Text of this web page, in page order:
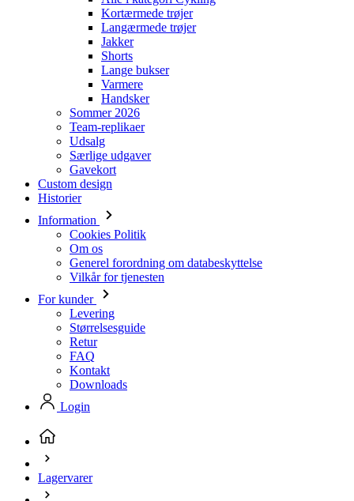
Kortærmede trøjer
Langærmede trøjer
Jakker
Shorts
Lange bukser
Varmere
Handsker
Sommer 2026
Team-replikaer
Udsalg
Særlige udgaver
Gavekort
Custom design
Historier
Information
Cookies Politik
Om os
Generel forordning om databeskyttelse
Vilkår for tjenesten
For kunder
Levering
Størrelsesguide
Retur
FAQ
Kontakt
Downloads
Login
Lagervarer